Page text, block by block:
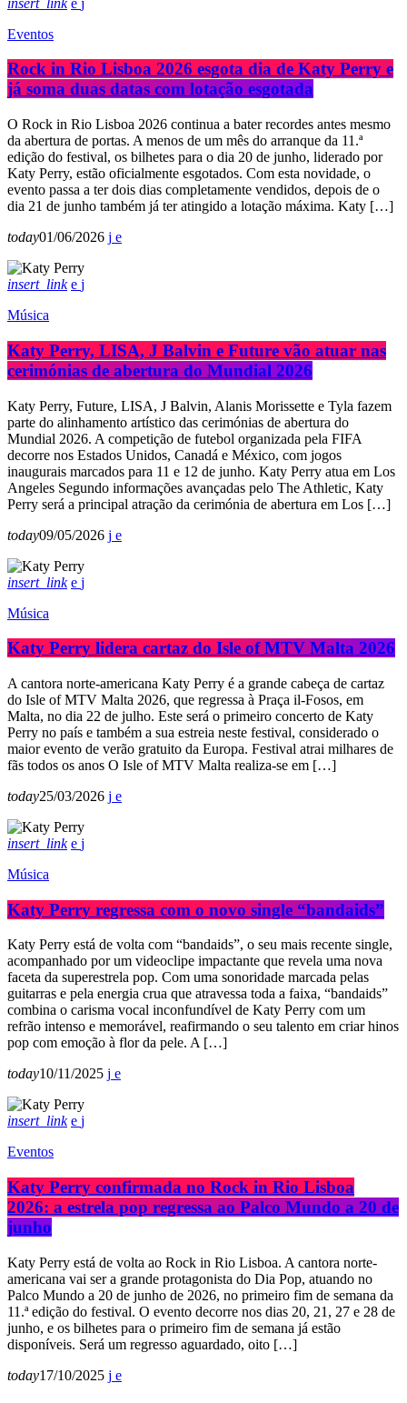
Eventos
Rock in Rio Lisboa 2026 esgota dia de Katy Perry e
já soma duas datas com lotação esgotada
O Rock in Rio Lisboa 2026 continua a bater recordes antes mesmo
da abertura de portas. A menos de um mês do arranque da 11.ª
edição do festival, os bilhetes para o dia 20 de junho, liderado por
Katy Perry, estão oficialmente esgotados. Com esta novidade, o
evento passa a ter dois dias completamente vendidos, depois de o
dia 21 de junho também já ter atingido a lotação máxima. Katy […]
today01/06/2026
insert_link
Música
Katy Perry, LISA, J Balvin e Future vão atuar nas
cerimónias de abertura do Mundial 2026
Katy Perry, Future, LISA, J Balvin, Alanis Morissette e Tyla fazem
parte do alinhamento artístico das cerimónias de abertura do
Mundial 2026. A competição de futebol organizada pela FIFA
decorre nos Estados Unidos, Canadá e México, com jogos
inaugurais marcados para 11 e 12 de junho. Katy Perry atua em Los
Angeles Segundo informações avançadas pelo The Athletic, Katy
Perry será a principal atração da cerimónia de abertura em Los […]
today09/05/2026
insert_link
Música
Katy Perry lidera cartaz do Isle of MTV Malta 2026
A cantora norte-americana Katy Perry é a grande cabeça de cartaz
do Isle of MTV Malta 2026, que regressa à Praça il-Fosos, em
Malta, no dia 22 de julho. Este será o primeiro concerto de Katy
Perry no país e também a sua estreia neste festival, considerado o
maior evento de verão gratuito da Europa. Festival atrai milhares de
fãs todos os anos O Isle of MTV Malta realiza-se em […]
today25/03/2026
insert_link
Música
Katy Perry regressa com o novo single “bandaids”
Katy Perry está de volta com “bandaids”, o seu mais recente single,
acompanhado por um videoclipe impactante que revela uma nova
faceta da superestrela pop. Com uma sonoridade marcada pelas
guitarras e pela energia crua que atravessa toda a faixa, “bandaids”
combina o carisma vocal inconfundível de Katy Perry com um
refrão intenso e memorável, reafirmando o seu talento em criar hinos
pop com emoção à flor da pele. A […]
today10/11/2025
insert_link
Eventos
Katy Perry confirmada no Rock in Rio Lisboa
2026: a estrela pop regressa ao Palco Mundo a 20 de
junho
Katy Perry está de volta ao Rock in Rio Lisboa. A cantora norte-
americana vai ser a grande protagonista do Dia Pop, atuando no
Palco Mundo a 20 de junho de 2026, no primeiro fim de semana da
11.ª edição do festival. O evento decorre nos dias 20, 21, 27 e 28 de
junho, e os bilhetes para o primeiro fim de semana já estão
disponíveis. Será um regresso aguardado, oito […]
today17/10/2025